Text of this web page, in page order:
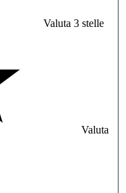
Valuta 3 stelle
Valuta